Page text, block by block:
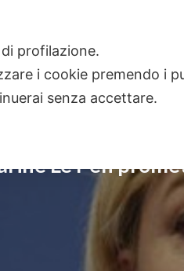
Le Pen
profilazione.
i cookie premendo i
senza accettare.